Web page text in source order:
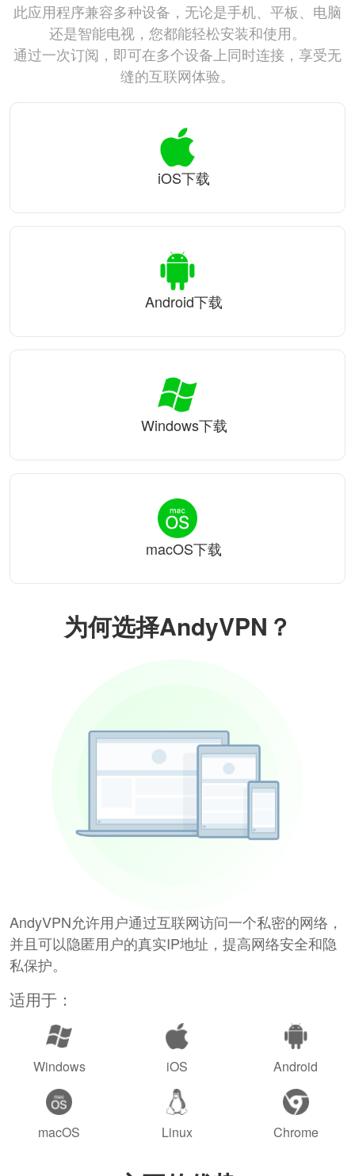
为何选择AndyVPN？
AndyVPN允许用户通过互联网访问一个私密的网络，
并且可以隐匿用户的真实IP地址，提高网络安全和隐
私保护。
适用于：
Windows iOS Android
macOS Linux Chrome
此应用程序兼容多种设备，无论是手机、平板、电脑
还是智能电视，您都能轻松安装和使用。
通过一次订阅，即可在多个设备上同时连接，享受无
缝的互联网体验。
iOS下载
Android下载
Windows下载
macOS下载